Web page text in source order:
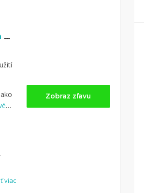
0,75% naspäť z hodnoty núkupu na MyTrip.sk
viac
Zobraz zľavu